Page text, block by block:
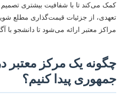
می‌کند تا با شفافیت بیشتری تصمیم
از جزئیات قیمت‌گذاری مطلع شوید.
معتبر ارائه می‌شود تا دانشجو با آگاهی
یک مرکز معتبر در
پیدا کنیم؟